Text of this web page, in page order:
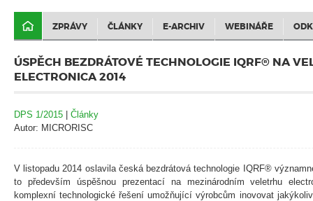
ZPRÁVY ČLÁNKY E-ARCHIV WEBINÁŘE
ÚSPĚCH BEZDRÁTOVÉ TECHNOLOGIE IQRF® NA
ELECTRONICA 2014
DPS 1/2015 | Články
Autor: MICRORISC
V listopadu 2014 oslavila česká bezdrátová technologie IQRF®
to především úspěšnou prezentací na mezinárodním veletrhu
komplexní technologické řešení umožňující výrobcům inovovat